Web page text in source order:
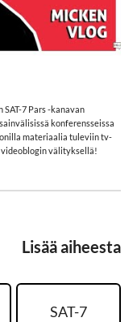
7 Pars -kanavan
konferensseissa
materiaalia tuleviin tv-
videoblogin välityksellä!
Lisää aiheesta
SAT-7